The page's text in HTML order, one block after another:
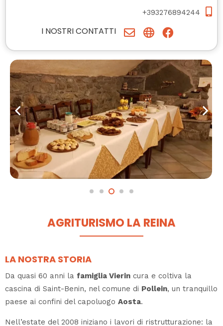
+393276894244
I NOSTRI CONTATTI
AGRITURISMO LA REINA
LA NOSTRA STORIA
Da quasi 60 anni la famiglia Vierin cura e coltiva la
cascina di Saint-Benin, nel comune di Pollein, un tranquillo
paese ai confini del capoluogo Aosta.
Nell’estate del 2008 iniziano i lavori di ristrutturazione: la